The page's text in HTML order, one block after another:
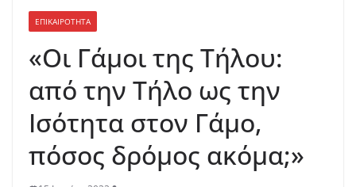
ΕΠΙΚΑΙΡΟΤΗΤΑ
«Οι Γάμοι της Τήλου:
από την Τήλο ως την
Ισότητα στον Γάμο,
πόσος δρόμος ακόμα;»